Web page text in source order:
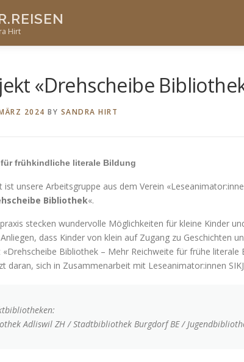
Hirt
«Drehscheibe
2024 BY SANDRA HIRT
für frühkindliche literale Bildung
ist unsere Arbeitsgruppe aus dem Verein
Bibliothek«.
stecken wundervolle Möglichkeiten für kleine Kinder
dass Kinder von klein auf Zugang zu Geschichten
Bibliothek – Mehr Reichweite für frühe
daran, sich in Zusammenarbeit mit Leseanimator:innen
Adliswil ZH / Stadtbibliothek Burgdorf BE /